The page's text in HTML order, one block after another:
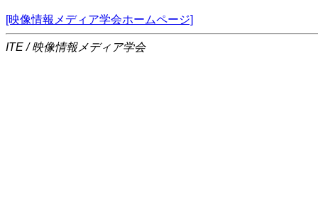
[映像情報メディア学会ホームページ]
ITE / 映像情報メディア学会